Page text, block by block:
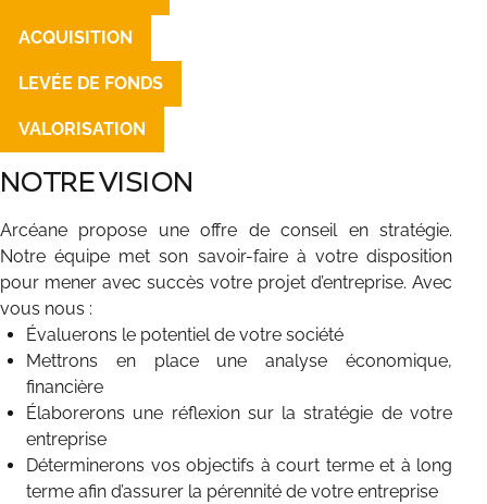
TÉMOIGNAGES
CONTACT
ACQUISITION
LEVÉE DE FONDS
VALORISATION
NOTRE VISION
Arcéane propose une offre de conseil en stratégie.
Notre équipe met son savoir-faire à votre disposition
pour mener avec succès votre projet d’entreprise. Avec
vous nous :
Évaluerons le potentiel de votre société
Mettrons en place une analyse économique,
financière
Élaborerons une réflexion sur la stratégie de votre
entreprise
Déterminerons vos objectifs à court terme et à long
terme afin d’assurer la pérennité de votre entreprise